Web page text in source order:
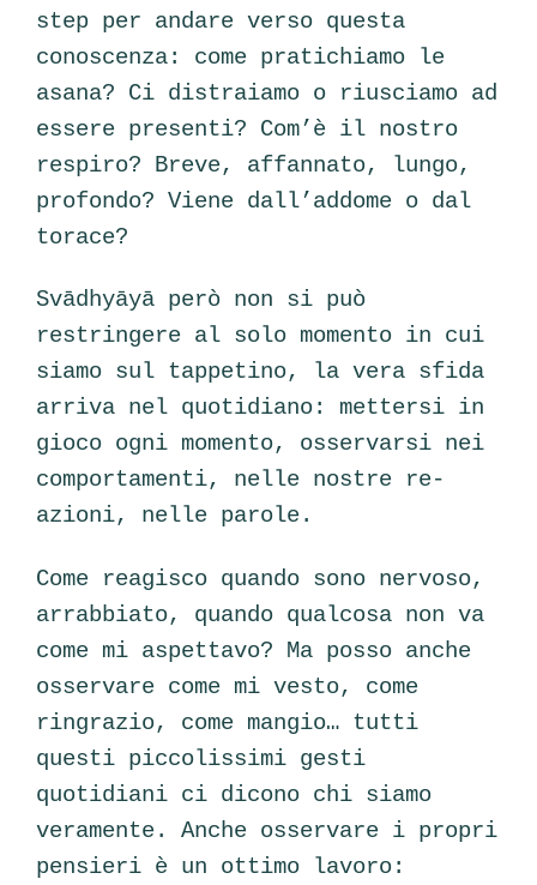
step per andare verso questa
conoscenza: come pratichiamo le
asana? Ci distraiamo o riusciamo ad
essere presenti? Com’è il nostro
respiro? Breve, affannato, lungo,
profondo? Viene dall’addome o dal
torace?
Svādhyāyā però non si può
restringere al solo momento in cui
siamo sul tappetino, la vera sfida
arriva nel quotidiano: mettersi in
gioco ogni momento, osservarsi nei
comportamenti, nelle nostre re-
azioni, nelle parole.
Come reagisco quando sono nervoso,
arrabbiato, quando qualcosa non va
come mi aspettavo? Ma posso anche
osservare come mi vesto, come
ringrazio, come mangio… tutti
questi piccolissimi gesti
quotidiani ci dicono chi siamo
veramente. Anche osservare i propri
pensieri è un ottimo lavoro: